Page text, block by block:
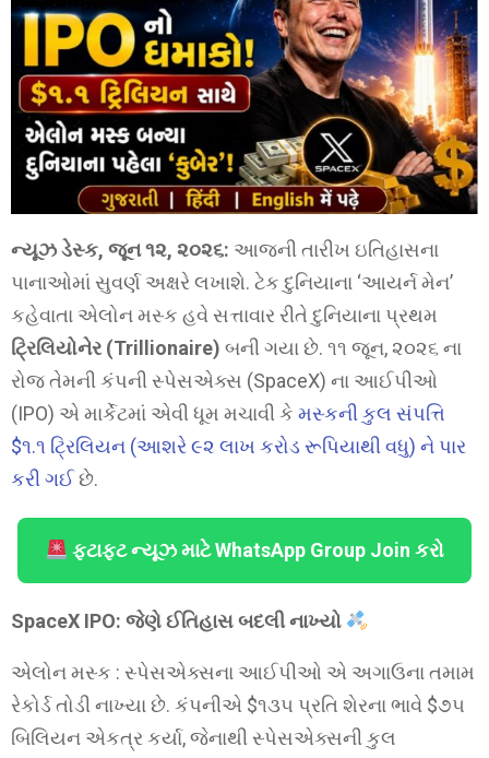
ન્યૂઝ ડેસ્ક, જૂન ૧૨, ૨૦૨૬: આજની તારીખ ઇતિહાસના
પાનાઓમાં સુવર્ણ અક્ષરે લખાશે. ટેક દુનિયાના ‘આયર્ન મેન’
કહેવાતા એલોન મસ્ક હવે સત્તાવાર રીતે દુનિયાના પ્રથમ
ટ્રિલિયોનેર (Trillionaire) બની ગયા છે. ૧૧ જૂન, ૨૦૨૬ ના
રોજ તેમની કંપની સ્પેસએક્સ (SpaceX) ના આઈપીઓ
(IPO) એ માર્કેટમાં એવી ધૂમ મચાવી કે મસ્કની કુલ સંપત્તિ
$૧.૧ ટ્રિલિયન (આશરે ૯૨ લાખ કરોડ રૂપિયાથી વધુ) ને પાર
કરી ગઈછે.
ફટાફટ ન્યૂઝ માટે WhatsApp Group Join કરો
SpaceX IPO: જેણે ઈતિહાસ બદલી નાખ્યો
એલોન મસ્ક : સ્પેસએક્સના આઈપીઓ એ અગાઉના તમામ
રેકોર્ડ તોડી નાખ્યા છે. કંપનીએ $૧૩૫ પ્રતિ શેરના ભાવે $૭૫
બિલિયન એકત્ર કર્યા, જેનાથી સ્પેસએક્સની કુલ